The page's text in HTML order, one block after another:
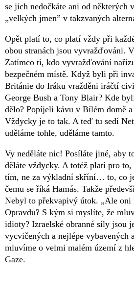
se jich nedočkáte ani od některých
„velkých jmen” v takzvaných
Opět platí to, co platí vždy při
obou stranách jsou vyvražďováni.
Zatímco ti, kdo vyvražďování
bezpečném místě. Když byli při
Británie do Iráku vražděni iráčtí
George Bush a Tony Blair? Kde
dělo? Popíjeli kávu v Bílém domě
Vždycky je to tak. A teď tu sedí
uděláme tohle, uděláme tamto.
Vy neděláte nic! Posíláte jiné, aby
děláte vždycky. A totéž platí pro to,
tím, ne za výkladní skříní… to, co
čemu se říká Hamás. Takže
Nebyl to překvapivý útok. „Ale oni
Opravdu? S kým si myslíte, že
idioty? Izraelské obranné síly jsou
vycvičených a nejlépe vybavených
mluvíme o velmi malém území z
Gaze.